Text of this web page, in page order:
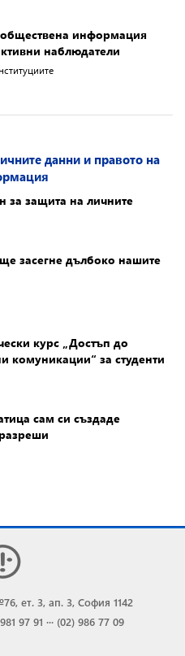
информация
наблюдатели
данни и правото на
за защита на личните
засегне дълбоко нашите
курс „Достъп до
за студенти
сам си създаде
ет. 3, ап. 3, София 1142
97 91 ··· (02) 986 77 09